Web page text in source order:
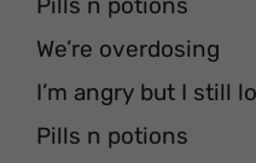
We’re overdosing
I’m angry but I still
Pills n potions